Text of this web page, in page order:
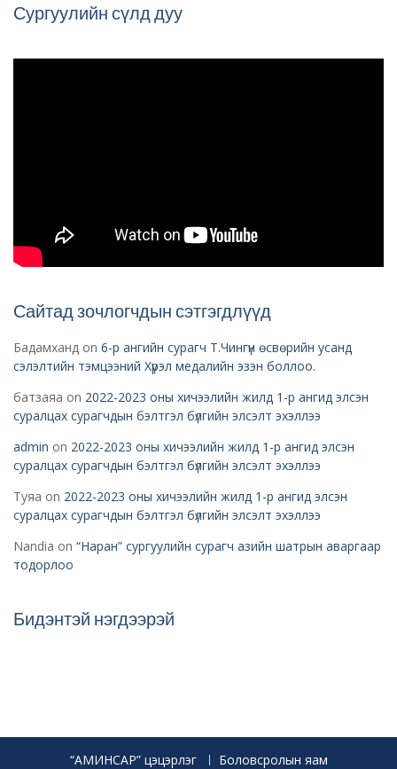
Сургуулийн сүлд дуу
Сайтад зочлогчдын сэтгэгдлүүд
Бадамханд on 6-р ангийн сурагч Т.Чингүн өсвөрийн усанд
сэлэлтийн тэмцээний Хүрэл медалийн эзэн боллоо.
батзаяа on 2022-2023 оны хичээлийн жилд 1-р ангид элсэн
суралцах сурагчдын бэлтгэл бүлгийн элсэлт эхэллээ
admin on 2022-2023 оны хичээлийн жилд 1-р ангид элсэн
суралцах сурагчдын бэлтгэл бүлгийн элсэлт эхэллээ
Туяа on 2022-2023 оны хичээлийн жилд 1-р ангид элсэн
суралцах сурагчдын бэлтгэл бүлгийн элсэлт эхэллээ
Nandia on “Наран” сургуулийн сурагч азийн шатрын аваргаар
тодорлоо
Бидэнтэй нэгдээрэй
“АМИНСАР” цэцэрлэг Боловсролын яам